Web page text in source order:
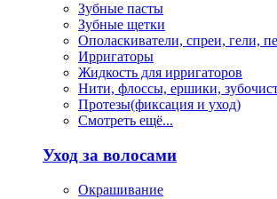
Зубные пасты
Зубные щетки
Ополаскиватели, спреи, гели,
Ирригаторы
Жидкость для ирригаторов
Нити, флоссы, ершики,
Протезы(фиксация и уход)
Смотреть ещё...
Уход за волосами
Окрашивание